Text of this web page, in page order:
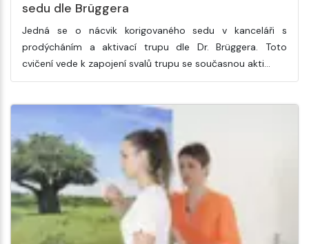
sedu dle Brüggera
Jedná se o nácvik korigovaného sedu v kanceláři s
prodýcháním a aktivací trupu dle Dr. Brüggera. Toto
cvičení vede k zapojení svalů trupu se současnou akti…